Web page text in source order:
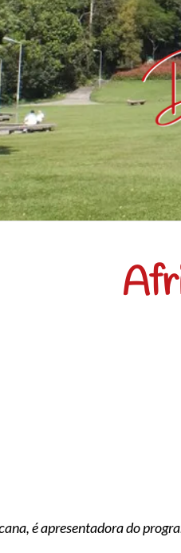
é apresentadora do